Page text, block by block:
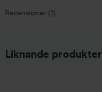
Recensioner (1)
Liknande produkter